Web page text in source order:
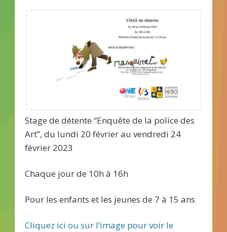
Stage de détente “Enquête de la police des
Art”, du lundi 20 février au vendredi 24
février 2023
Chaque jour de 10h à 16h
Pour les enfants et les jeunes de 7 à 15 ans
Cliquez ici ou sur l’image pour voir le